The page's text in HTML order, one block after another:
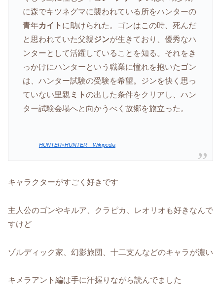
に森でキツネグマに襲われている所をハンターの
青年カイト に助けられた。ゴンはこの時、死んだ
と思われていた父親ジンが生きており、優秀なハ
ンターとして活躍していることを知る。それをき
っかけにハンターという職業に憧れを抱いたゴン
は、ハンター試験の受験を希望。ジンを快く思っ
ていない里親 ミトの出した条件をクリアし、ハン
ター試験会場へと向かうべく故郷を旅立った。
HUNTER×HUNTER Wikipedia
キャラクターがすごく好きです
主人公のゴンやキルア、クラピカ、レオリオも好きなんで
すけど
ゾルディック家、幻影旅団、十二支んなどのキャラが濃い
キメラアント編は手に汗握りながら読んでました